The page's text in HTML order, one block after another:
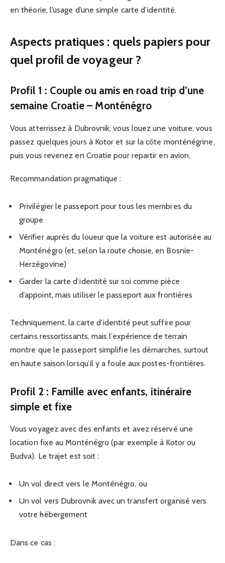
en théorie, l’usage d’une simple carte d’identité.
Aspects pratiques : quels papiers pour
quel profil de voyageur ?
Profil 1 : Couple ou amis en road trip d’une
semaine Croatie – Monténégro
Vous atterrissez à Dubrovnik, vous louez une voiture, vous
passez quelques jours à Kotor et sur la côte monténégrine,
puis vous revenez en Croatie pour repartir en avion.
Recommandation pragmatique :
Privilégier le passeport pour tous les membres du
groupe
Vérifier auprès du loueur que la voiture est autorisée au
Monténégro (et, selon la route choisie, en Bosnie-
Herzégovine)
Garder la carte d’identité sur soi comme pièce
d’appoint, mais utiliser le passeport aux frontières
Techniquement, la carte d’identité peut suffire pour
certains ressortissants, mais l’expérience de terrain
montre que le passeport simplifie les démarches, surtout
en haute saison lorsqu’il y a foule aux postes-frontières.
Profil 2 : Famille avec enfants, itinéraire
simple et fixe
Vous voyagez avec des enfants et avez réservé une
location fixe au Monténégro (par exemple à Kotor ou
Budva). Le trajet est soit :
Un vol direct vers le Monténégro, ou
Un vol vers Dubrovnik avec un transfert organisé vers
votre hébergement
Dans ce cas :